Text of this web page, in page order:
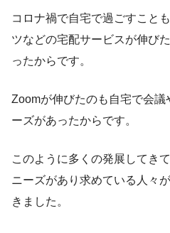
コロナ禍で自宅で過ごすこと
ツなどの宅配サービスが伸び
ったからです。
Zoomが伸びたのも自宅で会
ーズがあったからです。
このように多くの発展してき
ニーズがあり求めている人々
きました。